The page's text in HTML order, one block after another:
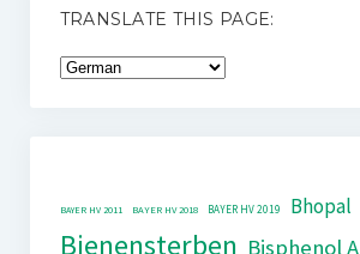
TRANSLATE THIS PAGE:
BAYER HV 2011 BAYER HV 2018 BAYER HV 2019 Bhopal
Bienensterben Bisphenol A